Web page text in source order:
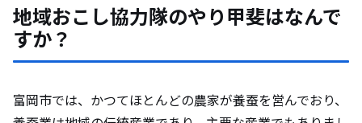
地域おこし協力隊のやり甲斐はなんで
すか？
富岡市では、かつてほとんどの農家が養蚕を営んでおり、